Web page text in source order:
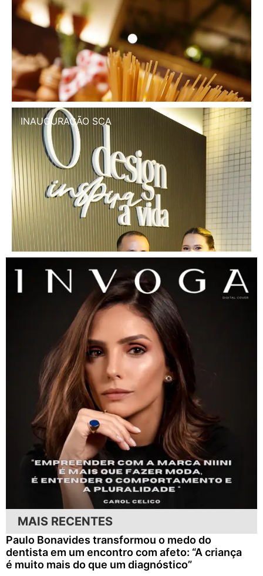
INAUGURAÇÃO SCA
MAIS RECENTES
Paulo Bonavides transformou o medo do
dentista em um encontro com afeto: “A criança
é muito mais do que um diagnóstico”